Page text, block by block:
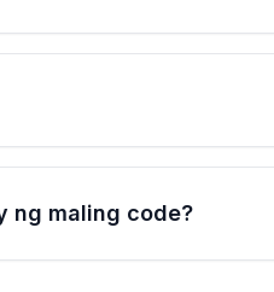
ng maling code?